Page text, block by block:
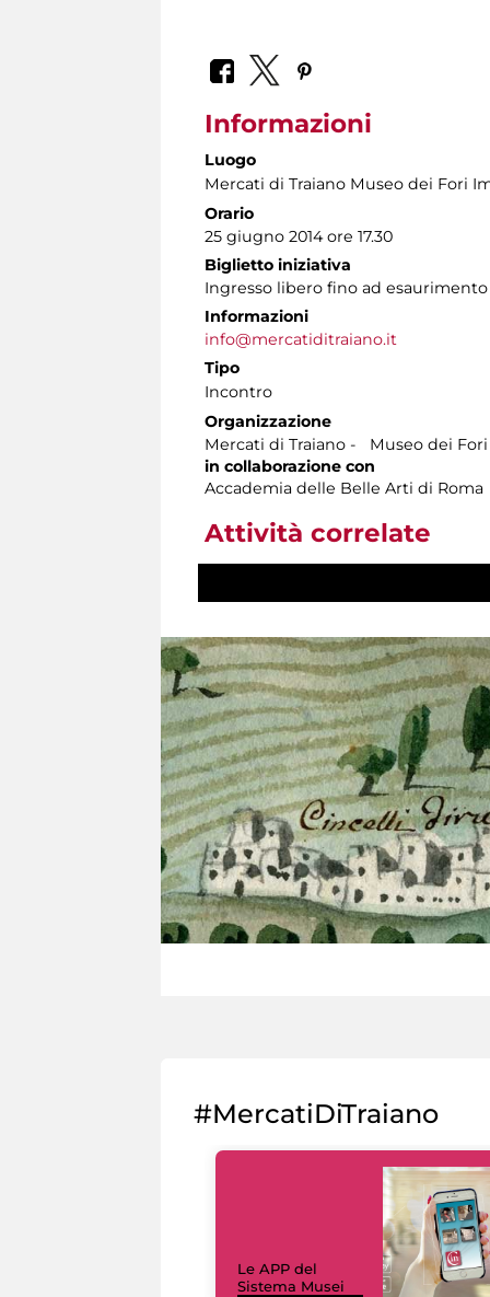
Informazioni
Luogo
Mercati di Traiano Museo dei Fori
Orario
25 giugno 2014 ore 17.30
Biglietto iniziativa
Ingresso libero fino ad
Informazioni
info@mercatiditraiano.it
Tipo
Incontro
Organizzazione
Mercati di Traiano - Museo dei
in collaborazione con
Accademia delle Belle Arti di Roma
Attività correlate
#MercatiDiTraiano
Le APP del
Sistema Musei